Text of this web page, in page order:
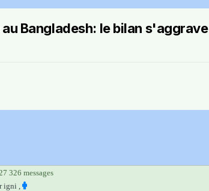
Bangladesh: le bilan s'aggrave
326 messages
igni ,